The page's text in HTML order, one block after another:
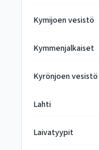
Kymijoen vesistö
Kymmenjalkaiset
Kyrönjoen vesistö
Lahti
Laivatyypit